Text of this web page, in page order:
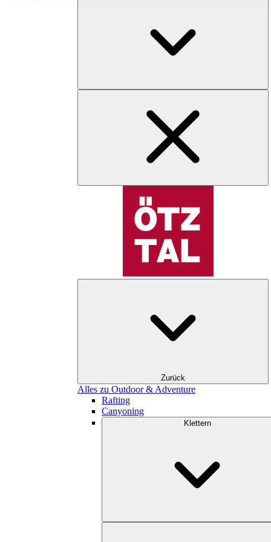
Zurück
Alles zu Outdoor & Adventure
Rafting
Canyoning
Klettern